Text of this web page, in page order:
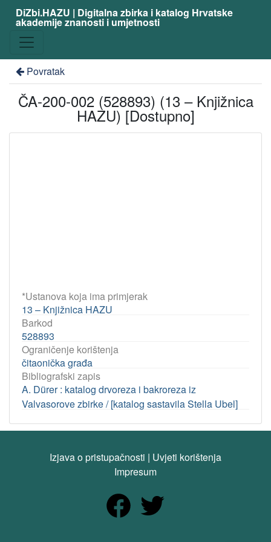
DiZbi.HAZU | Digitalna zbirka i katalog Hrvatske
akademije znanosti i umjetnosti
Povratak
ČA-200-002 (528893) (13 – Knjižnica
HAZU) [Dostupno]
*Ustanova koja ima primjerak
13 – Knjižnica HAZU
Barkod
528893
Ograničenje korištenja
čitaonička građa
Bibliografski zapis
A. Dürer : katalog drvoreza i bakroreza iz
Valvasorove zbirke / [katalog sastavila Stella Ubel]
Izjava o pristupačnosti | Uvjeti korištenja
Impresum